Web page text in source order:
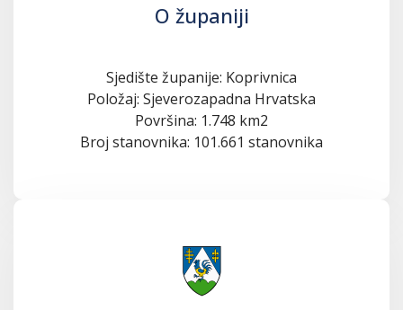
O županiji
Sjedište županije: Koprivnica
Položaj: Sjeverozapadna Hrvatska
Površina: 1.748 km2
Broj stanovnika: 101.661 stanovnika